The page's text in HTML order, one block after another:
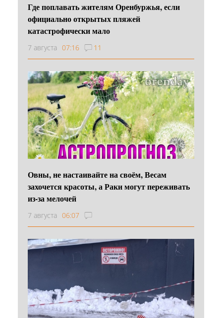
Где поплавать жителям Оренбуржья, если
официально открытых пляжей
катастрофически мало
7 августа 07:16 11
Овны, не настаивайте на своём, Весам
захочется красоты, а Раки могут переживать
из-за мелочей
7 августа 06:07